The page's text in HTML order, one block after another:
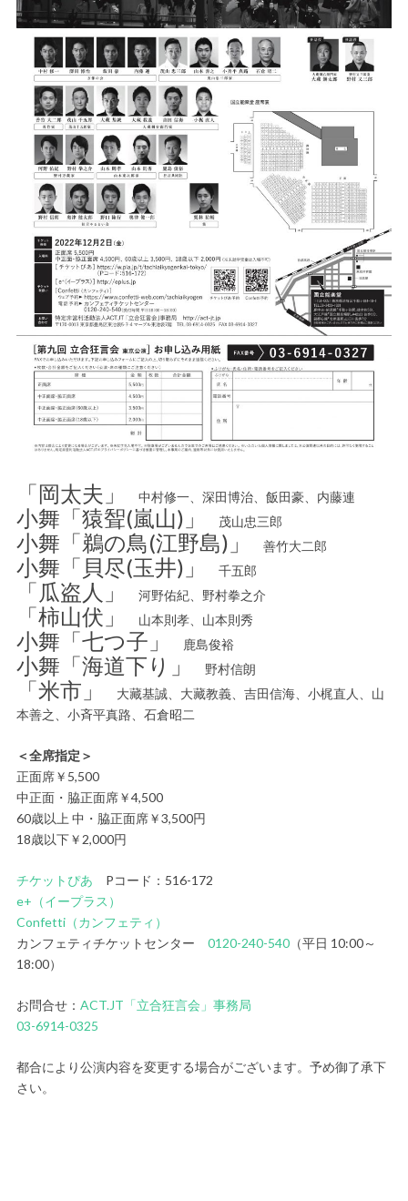
「岡太夫」 中村修一、深田博治、飯田豪、内藤連
小舞「猿聟(嵐山)」 茂山忠三郎
小舞「鵜の鳥(江野島)」 善竹大二郎
小舞「貝尽(玉井)」 千五郎
「瓜盗人」 河野佑紀、野村拳之介
「柿山伏」 山本則孝、山本則秀
小舞「七つ子」 鹿島俊裕
小舞「海道下り」 野村信朗
「米市」
大藏基誠、大藏教義、吉田信海、小梶直人、山
本善之、小斉平真路、石倉昭二
＜全席指定＞
正面席￥5,500
中正面・脇正面席￥4,500
60歳以上 中・脇正面席￥3,500円
18歳以下￥2,000円
チケットぴあ Pコード：516-172
e+（イープラス）
Confetti（カンフェティ）
カンフェティチケットセンター 0120-240-540（平日 10:00～
18:00）
お問合せ： ACT.JT「立合狂言会」事務局
03-6914-0325
都合により公演内容を変更する場合がございます。予め御了承下
さい。